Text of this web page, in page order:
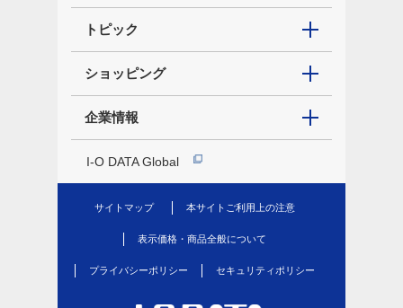
トピック
ショッピング
企業情報
I-O DATA Global
サイトマップ 本サイトご利用上の注意
表示価格・商品全般について
プライバシーポリシー セキュリティポリシー